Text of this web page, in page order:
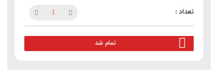
تمام شد